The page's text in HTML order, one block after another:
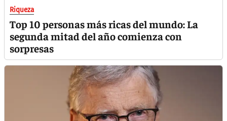
Riqueza
Top 10 personas más ricas del mundo: La
segunda mitad del año comienza con
sorpresas